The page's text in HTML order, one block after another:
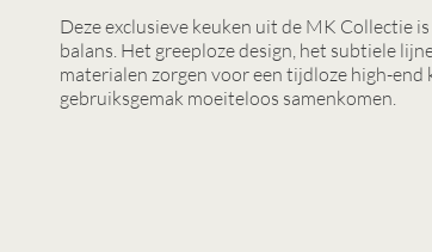
Deze exclusieve keuken uit de MK Collectie
balans. Het greeploze design, het subtiele
materialen zorgen voor een tijdloze high-end
gebruiksgemak moeiteloos samenkomen.